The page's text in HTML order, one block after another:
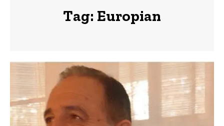
Tag: Europian